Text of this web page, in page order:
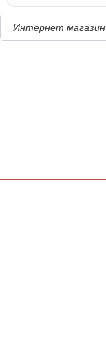
Интернет магазин